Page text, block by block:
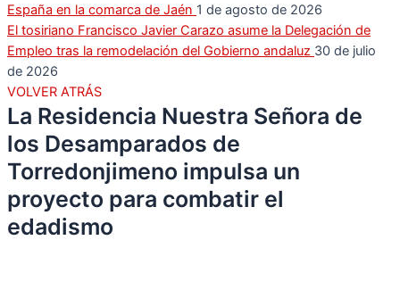
España en la comarca de Jaén 1 de agosto de 2026
El tosiriano Francisco Javier Carazo asume la Delegación de
Empleo tras la remodelación del Gobierno andaluz 30 de julio
de 2026
VOLVER ATRÁS
La Residencia Nuestra Señora de
los Desamparados de
Torredonjimeno impulsa un
proyecto para combatir el
edadismo